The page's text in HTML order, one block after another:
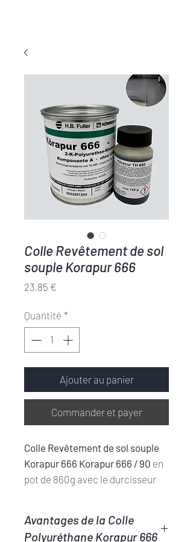
Colle Revêtement de sol
souple Korapur 666
23,85 €
Quantité *
Ajouter au panier
Commander et payer
Colle Revêtement de sol souple
Korapur 666 Korapur 666 / 90 en
pot de 860g avec le durcisseur
adaptée au collage de métal et
Avantages de la Colle
Polyuréthane Korapur 666